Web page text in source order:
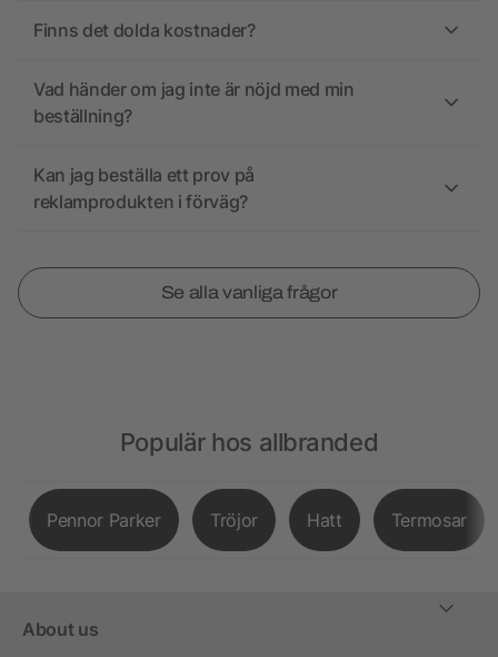
Finns det dolda kostnader?
Vad händer om jag inte är nöjd med min
beställning?
Kan jag beställa ett prov på
reklamprodukten i förväg?
Se alla vanliga frågor
Populär hos allbranded
Pennor Parker Tröjor Hatt Termosar
About us